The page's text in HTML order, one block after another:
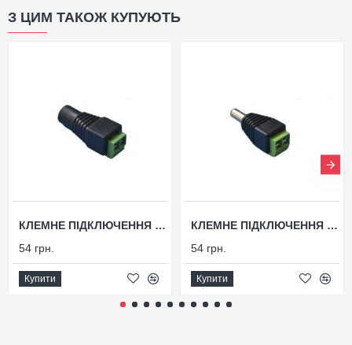
З ЦИМ ТАКОЖ КУПУЮТЬ
КЛЕМНЕ ПІДКЛЮЧЕННЯ CTM-1
54 грн.
Купити
КЛЕМНЕ ПІДКЛЮЧЕННЯ CTP-1
54 грн.
Купити